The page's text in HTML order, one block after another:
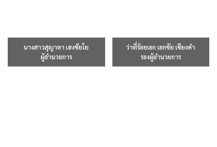
นางสาวสุญาดา เฮงชัยโย
ผู้อำนวยการ
ว่าที่ร้อยเอก เอกขัย เชียงคำ
รองผู้อำนวยการ